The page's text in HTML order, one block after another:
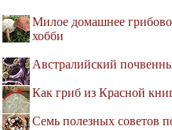
Милое домашнее
хобби
Австралийский
Как гриб из Красной
Семь полезных советов